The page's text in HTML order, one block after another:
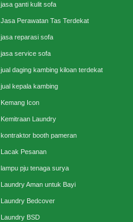
jasa ganti kulit sofa
Jasa Perawatan Tas Terdekat
jasa reparasi sofa
jasa service sofa
jual daging kambing kiloan terdekat
jual kepala kambing
Kemang Icon
Kemitraan Laundry
kontraktor booth pameran
Lacak Pesanan
lampu pju tenaga surya
Laundry Aman untuk Bayi
Laundry Bedcover
Laundry BSD